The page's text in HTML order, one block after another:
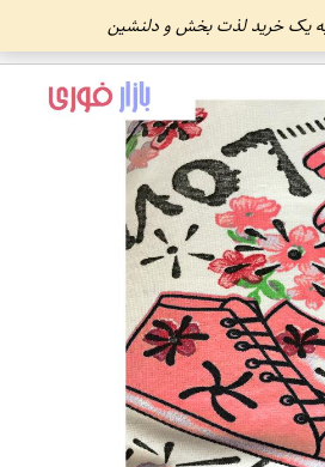
یک خرید لذت بخش و دلنشین